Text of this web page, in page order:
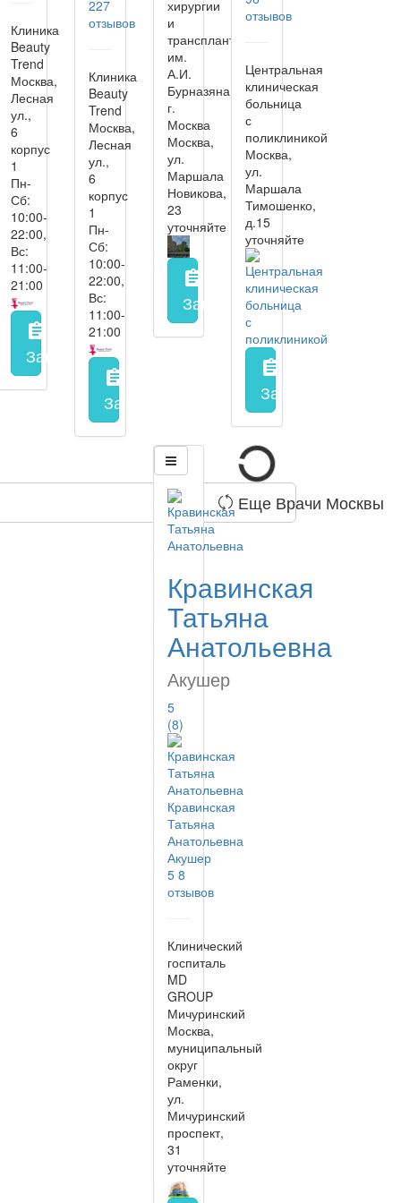
Клиника
Beauty
Trend
Москва,
Лесная
ул.,
6
корпус
1
Пн-
Сб:
10:00-
22:00,
Вс:
11:00-
21:00
assignment
Запись на прием заполнить форму онлайн
227
отзывов
Клиника
Beauty
Trend
Москва,
Лесная
ул.,
6
корпус
1
Пн-
Сб:
10:00-
22:00,
Вс:
11:00-
21:00
assignment
Запись на прием заполнить форму
хирургии
и
трансплантологии
им.
А.И.
Бурназяна,
г.
Москва
Москва,
ул.
Маршала
Новикова,
23
уточняйте
assignment
Запись на прием
отзывов
Центральная
клиническая
больница
с
поликлиникой
Москва,
ул.
Маршала
Тимошенко,
д.15
уточняйте
assignment
Запись на прием
Кравинская
Татьяна
Анатольевна
Акушер
5
(8)
Кравинская
Татьяна
Анатольевна
Акушер
5 8
отзывов
Клинический
госпиталь
MD
GROUP
Мичуринский
Москва,
муниципальный
округ
Раменки,
ул.
Мичуринский
проспект,
31
уточняйте
Еще Врачи Москвы